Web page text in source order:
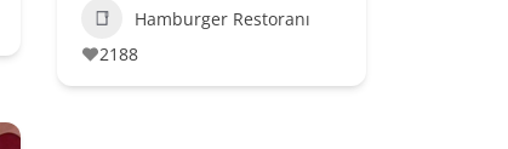
Hamburger Restoranı
2188